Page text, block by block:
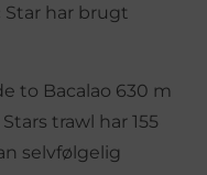
Star har brugt
to Bacalao 630 m
trawl har 155
selvfølgelig